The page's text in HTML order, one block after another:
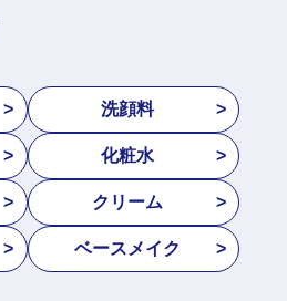
洗顔料
化粧水
クリーム
ベースメイク